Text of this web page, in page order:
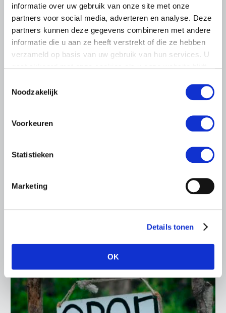
informatie over uw gebruik van onze site met onze
partners voor social media, adverteren en analyse. Deze
partners kunnen deze gegevens combineren met andere
informatie die u aan ze heeft verstrekt of die ze hebben
verzameld op basis van uw gebruik van hun services. U
Noodzakelijk
Voorkeuren
Statistieken
Marketing
Details tonen
OK
NIEUWS
Keuringen en controles aangepast
Op dit moment lopen alle keuringen en controles van
certificerings-, keuringsinstanties en gemeenten op de
door.